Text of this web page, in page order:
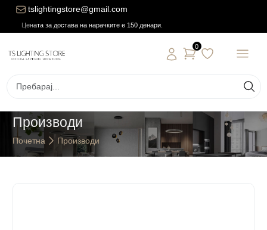
tslightingstore@gmail.com
Цената за достава на нарачките е 150 денари.
0
Производи
Почетна Производи